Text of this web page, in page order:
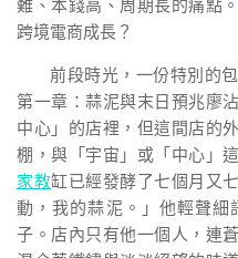
難、本錢高、周期長的痛點
跨境電商成長？
前段時光，一份特別的
第一章：蒜泥與末日預兆廖
中心」的店裡，但這間店的
棚，與「宇宙」或「中心」
家教缸已經發酵了七個月又
動，我的蒜泥。」他輕聲
子。店內只有他一個人，連